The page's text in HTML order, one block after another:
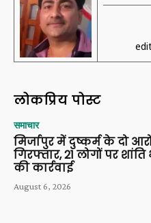
लोकप्रिय पोस्ट
समाचार
मिर्जापुर में दुष्कर्म के दो
गिरफ्तार, 21 लोगों पर
की कार्रवाई
August 6, 2026